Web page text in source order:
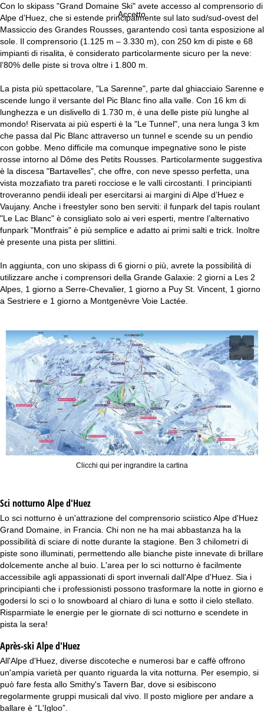
Accetto
Con lo skipass "Grand Domaine Ski" avete accesso al comprensorio di
Alpe d’Huez, che si estende principalmente sul lato sud/sud-ovest del
Massiccio des Grandes Rousses, garantendo così tanta esposizione al
sole. Il comprensorio (1.125 m – 3.330 m), con 250 km di piste e 68
impianti di risalita, è considerato particolarmente sicuro per la neve:
l’80% delle piste si trova oltre i 1.800 m.
La pista più spettacolare, "La Sarenne", parte dal ghiacciaio Sarenne e
scende lungo il versante del Pic Blanc fino alla valle. Con 16 km di
lunghezza e un dislivello di 1.730 m, è una delle piste più lunghe al
mondo! Riservata ai più esperti è la "Le Tunnel", una nera lunga 3 km
che passa dal Pic Blanc attraverso un tunnel e scende su un pendio
con gobbe. Meno difficile ma comunque impegnative sono le piste
rosse intorno al Dôme des Petits Rousses. Particolarmente suggestiva
è la discesa "Bartavelles", che offre, con neve spesso perfetta, una
vista mozzafiato tra pareti rocciose e le valli circostanti. I principianti
troveranno pendii ideali per esercitarsi ai margini di Alpe d’Huez e
Vaujany. Anche i freestyler sono ben serviti: il funpark del tapis roulant
"Le Lac Blanc" è consigliato solo ai veri esperti, mentre l’alternativo
funpark "Montfrais" è più semplice e adatto ai primi salti e trick. Inoltre
è presente una pista per slittini.
In aggiunta, con uno skipass di 6 giorni o più, avrete la possibilità di
utilizzare anche i comprensori della Grande Galaxie: 2 giorni a Les 2
Alpes, 1 giorno a Serre-Chevalier, 1 giorno a Puy St. Vincent, 1 giorno
a Sestriere e 1 giorno a Montgenèvre Voie Lactée.
Clicchi qui per ingrandire la cartina
Sci notturnoAlpe d'Huez
Lo sci notturno è un'attrazione del comprensorio sciistico Alpe d'Huez
Grand Domaine, in Francia. Chi non ne ha mai abbastanza ha la
possibilità di sciare di notte durante la stagione. Ben 3 chilometri di
piste sono illuminati, permettendo alle bianche piste innevate di brillare
dolcemente anche al buio. L'area per lo sci notturno è facilmente
accessibile agli appassionati di sport invernali dall'Alpe d'Huez. Sia i
principianti che i professionisti possono trasformare la notte in giorno e
godersi lo sci o lo snowboard al chiaro di luna e sotto il cielo stellato.
Risparmiate le energie per le giornate di sci notturno e scendete in
pista la sera!
Après-ski Alpe d'Huez
All'Alpe d'Huez, diverse discoteche e numerosi bar e caffè offrono
un'ampia varietà per quanto riguarda la vita notturna. Per esempio, si
può fare festa allo Smithy's Tavern Bar, dove si esibiscono
regolarmente gruppi musicali dal vivo. Il posto migliore per andare a
ballare è “L'Igloo”.